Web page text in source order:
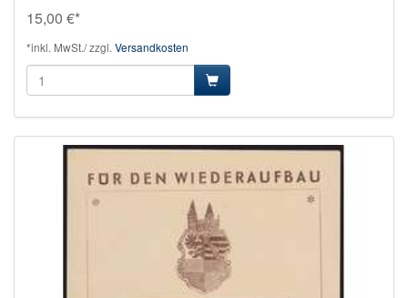
15,00 €*
*inkl. MwSt./ zzgl. Versandkosten